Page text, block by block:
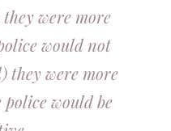
were more
would not
they were more
would be